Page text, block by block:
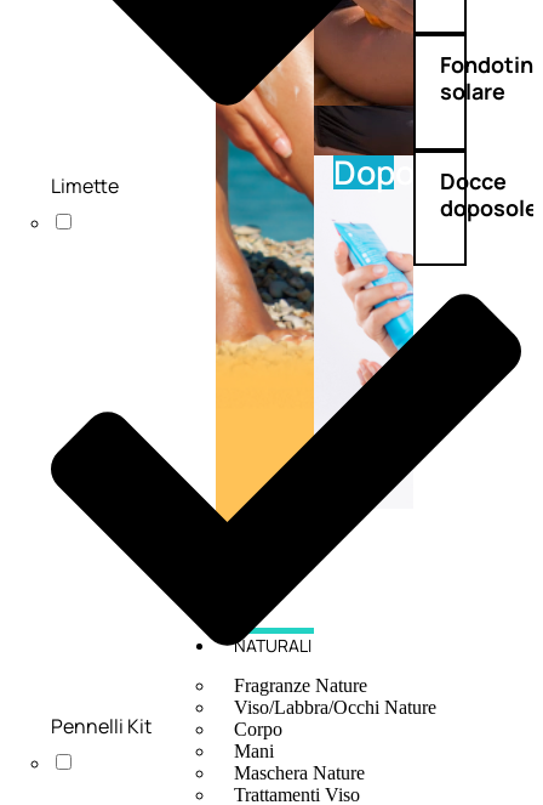
Doposole
solare
Docce
doposole
NATURALI
Fragranze Nature
Viso/Labbra/Occhi Nature
Corpo
Mani
Maschera Nature
Trattamenti Viso
Limette
Pennelli Kit